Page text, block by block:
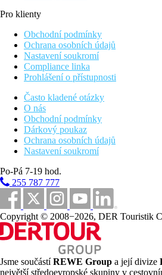
Pro klienty
Obchodní podmínky
Ochrana osobních údajů
Nastavení soukromí
Compliance linka
Prohlášení o přístupnosti
Často kladené otázky
O nás
Obchodní podmínky
Dárkový poukaz
Ochrana osobních údajů
Nastavení soukromí
Po-Pá 7-19 hod.
255 787 777
Copyright © 2008−2026, DER Touristik
Jsme součástíREWE Group a její divize
největší středoevropské skupiny v